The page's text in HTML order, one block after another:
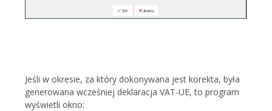
Jeśli w okresie, za który dokonywana jest korekta, była
generowana wcześniej deklaracja VAT-UE, to program
wyświetli okno: